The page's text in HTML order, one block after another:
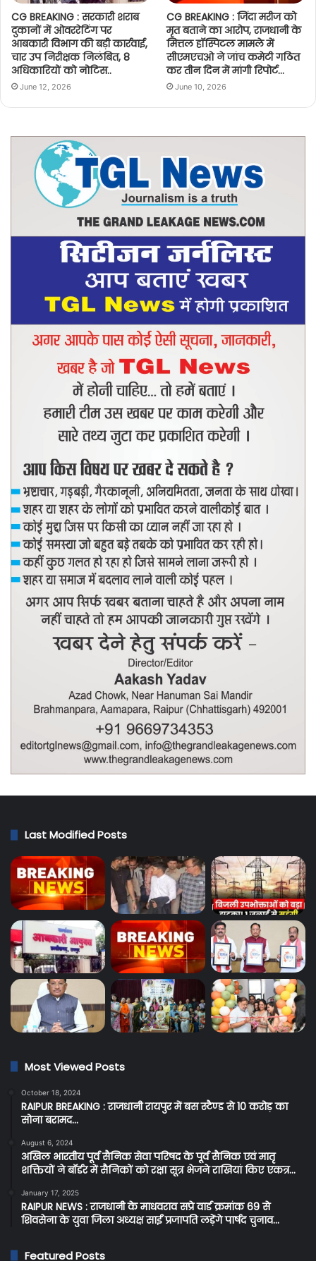
CG BREAKING : सरकारी शराब
दुकानों में ओवररेटिंग पर
आबकारी विभाग की बड़ी कार्रवाई,
चार उप निरीक्षक निलंबित, 8
अधिकारियों को नोटिस..
June 12, 2026
CG BREAKING : जिंदा मरीज को
मृत बताने का आरोप, राजधानी के
मित्तल हॉस्पिटल मामले में
सीएमएचओ ने जांच कमेटी गठित
कर तीन दिन में मांगी रिपोर्ट…
June 10, 2026
Last Modified Posts
Most Viewed Posts
October 18, 2024
RAIPUR BREAKING : राजधानी रायपुर में बस स्टैण्ड से 10 करोड़ का
सोना बरामद…
August 6, 2024
अखिल भारतीय पूर्व सैनिक सेवा परिषद के पूर्व सैनिक एवं मातृ
शक्तियों ने बॉर्डर में सैनिकों को रक्षा सूत्र भेजने राखियां किए एकत्र…
January 17, 2025
RAIPUR NEWS : राजधानी के माधवराव सप्रे वार्ड क्रमांक 69 से
शिवसेना के युवा जिला अध्यक्ष साईं प्रजापति लड़ेंगे पार्षद चुनाव…
Featured Posts